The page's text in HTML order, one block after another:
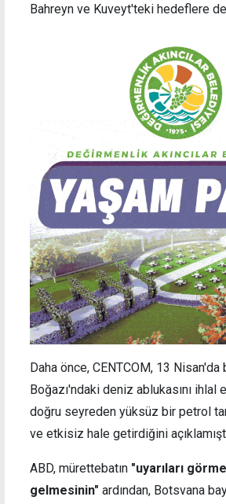
Bahreyn ve Kuveyt'teki hedeflere
Daha önce, CENTCOM, 13
Boğazı'ndaki deniz ablukasını ihlal
doğru seyreden yüksüz bir petrol
ve etkisiz hale getirdiğini
ABD, mürettebatın "uyarıları
gelmesinin" ardından, Botsvana